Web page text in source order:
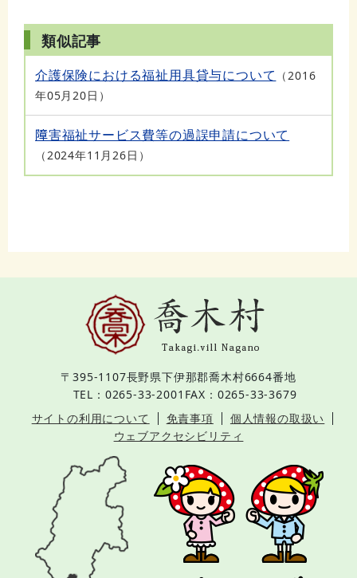
類似記事
介護保険における福祉用具貸与について
2016
年05月20日
障害福祉サービス費等の過誤申請について
2024年11月26日
〒395-1107長野県下伊那郡喬木村6664番地
TEL：0265-33-2001 FAX：0265-33-3679
サイトの利用について
免責事項
個人情報の取扱い
ウェブアクセシビリティ